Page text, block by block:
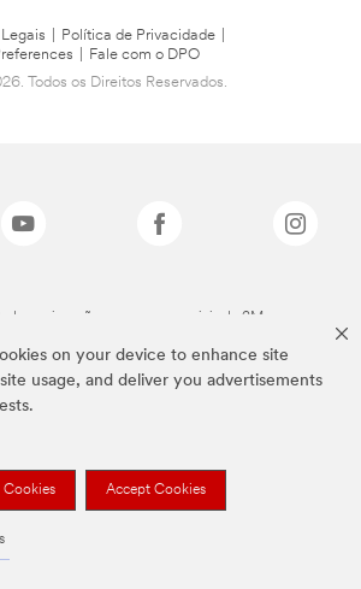
on your device to enhance site
usage, and deliver you advertisements
Cookies Accept Cookies
Política de Privacidade
Fale com o DPO
Todos os Direitos Reservados.
a cima são marcas comerciais da 3M.